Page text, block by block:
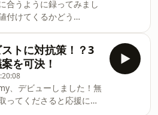
が英国でBBCを抜く・NY
！日本への影響は！？闘
ました。タイトル：大腸
40PF0SQ【読み上げ推
アプリには
こちらが受講生用アカウ
す。所用1～2分・無料で
（スマホアプリもありま
ます。
1059374855/ac574dff0f
ーーーーーーーー【今日
セブン銀行、小売と組ん
外食カツ丼大手が苦戦の
、乱高下？メモリ大手、
合うように録ってみまし
付けてくるかどう
トに対抗策！？3
を可決！
、デビューしました！無
ってくださると応援にな